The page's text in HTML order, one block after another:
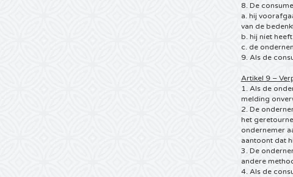
8. De
a. hij
van de
b. hij niet
c. de
9. Als de
Artikel 9 –
1. Als de
melding
2. De
het
ondernemer
aantoont dat
3. De
andere
4. Als de